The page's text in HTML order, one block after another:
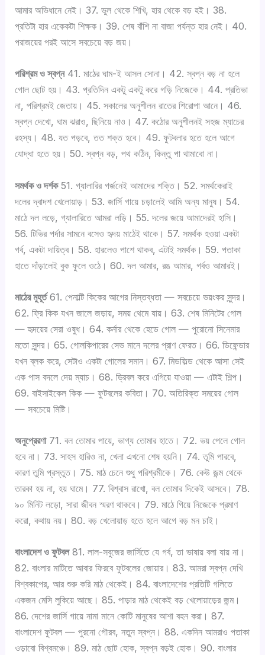
আমার অভিধানে নেই। 37. ভুল থেকে শিখি, হার থেকে বড় হই। 38.
প্রতিটা হার একেকটা শিক্ষক। 39. শেষ বাঁশি না বাজা পর্যন্ত হার নেই। 40.
পরাজয়ের পরই আসে সবচেয়ে বড় জয়।
পরিশ্রম ও স্বপ্ন41. মাঠের ঘাম-ই আসল সোনা। 42. স্বপ্ন বড় না হলে
গোল ছোট হয়। 43. প্রতিদিন একটু একটু করে গড়ি নিজেকে। 44. প্রতিভা
না, পরিশ্রমই জেতায়। 45. সকালের অনুশীলন রাতের শিরোপা আনে। 46.
স্বপ্ন দেখো, ঘাম ঝরাও, ছিনিয়ে নাও। 47. কঠোর অনুশীলনই সহজ ম্যাচের
রহস্য। 48. যত পড়বে, তত শক্ত হবে। 49. ফুটবলার হতে হলে আগে
যোদ্ধা হতে হয়। 50. স্বপ্ন বড়, পথ কঠিন, কিন্তু পা থামাবো না।
সমর্থক ও দর্শক51. গ্যালারির গর্জনেই আমাদের শক্তি। 52. সমর্থকেরাই
দলের দ্বাদশ খেলোয়াড়। 53. জার্সি গায়ে চড়ালেই আমি অন্য মানুষ। 54.
মাঠে দল লড়ে, গ্যালারিতে আমরা লড়ি। 55. দলের জয়ে আমাদেরই হাসি।
56. টিভির পর্দার সামনে বসেও হৃদয় মাঠেই থাকে। 57. সমর্থক হওয়া একটা
গর্ব, একটা দায়িত্ব। 58. হারলেও পাশে থাকব, এটাই সমর্থক। 59. পতাকা
হাতে দাঁড়ালেই বুক ফুলে ওঠে। 60. দল আমার, রঙ আমার, গর্বও আমারই।
মাঠের মুহূর্ত61. পেনাল্টি কিকের আগের নিস্তব্ধতা — সবচেয়ে ভয়ংকর সুন্দর।
62. ফ্রি কিক যখন জালে জড়ায়, সময় থেমে যায়। 63. শেষ মিনিটের গোল
— হৃদয়ের সেরা ওষুধ। 64. কর্নার থেকে হেডে গোল — পুরোনো সিনেমার
মতো সুন্দর। 65. গোলকিপারের সেভ মানে দলের প্রাণ ফেরত। 66. ডিফেন্ডার
যখন ব্লক করে, সেটাও একটা গোলের সমান। 67. মিডফিল্ড থেকে আসা সেই
এক পাস বদলে দেয় ম্যাচ। 68. ড্রিবল করে এগিয়ে যাওয়া — এটাই শিল্প।
69. বাইসাইকেল কিক — ফুটবলের কবিতা। 70. অতিরিক্ত সময়ের গোল
— সবচেয়ে মিষ্টি।
অনুপ্রেরণা71. বল তোমার পায়ে, ভাগ্য তোমার হাতে। 72. ভয় পেলে গোল
হবে না। 73. সাহস হারিও না, খেলা এখনো শেষ হয়নি। 74. তুমি পারবে,
কারণ তুমি প্রস্তুত। 75. মাঠ চেনে শুধু পরিশ্রমীকে। 76. কেউ জন্ম থেকে
তারকা হয় না, হয় ঘামে। 77. বিশ্বাস রাখো, বল তোমার দিকেই আসবে। 78.
৯০ মিনিট লড়ো, সারা জীবন স্মরণ থাকবে। 79. মাঠে গিয়ে নিজেকে প্রমাণ
করো, কথায় নয়। 80. বড় খেলোয়াড় হতে হলে আগে বড় মন চাই।
বাংলাদেশ ও ফুটবল81. লাল-সবুজের জার্সিতে যে গর্ব, তা ভাষায় বলা যায় না।
82. বাংলার মাটিতে আবার ফিরবে ফুটবলের জোয়ার। 83. আমরা স্বপ্ন দেখি
বিশ্বকাপের, আর শুরু করি মাঠ থেকেই। 84. বাংলাদেশের প্রতিটি গলিতে
একজন মেসি লুকিয়ে আছে। 85. পাড়ার মাঠ থেকেই বড় খেলোয়াড়ের জন্ম।
86. দেশের জার্সি গায়ে নামা মানে কোটি মানুষের আশা বহন করা। 87.
বাংলাদেশ ফুটবল — পুরনো গৌরব, নতুন স্বপ্ন। 88. একদিন আমরাও পতাকা
ওড়াবো বিশ্বমঞ্চে। 89. মাঠ ছোট হোক, স্বপ্ন বড়ই হোক। 90. বাংলার